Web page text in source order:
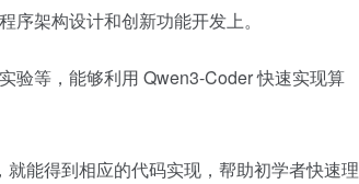
架构设计和创新功能开发上。​
验等，能够利用 Qwen3-Coder 快速实现算
能得到相应的代码实现，帮助初学者快速理